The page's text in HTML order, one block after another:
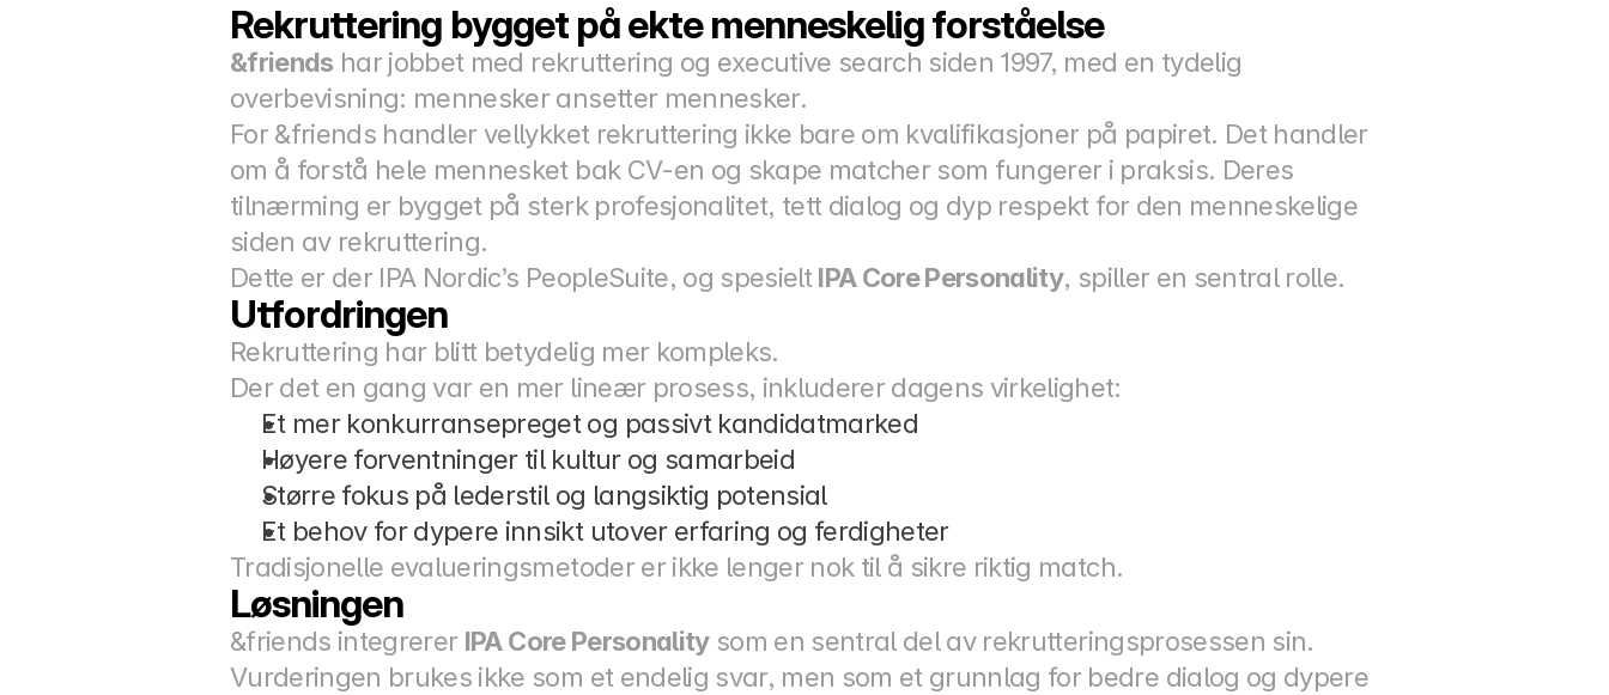
Rekruttering bygget på ekte menneskelig forståelse
&friends har jobbet med rekruttering og executive search siden 1997, med en tydelig
overbevisning: mennesker ansetter mennesker.
For &friends handler vellykket rekruttering ikke bare om kvalifikasjoner på papiret. Det handler
om å forstå hele mennesket bak CV-en og skape matcher som fungerer i praksis. Deres
tilnærming er bygget på sterk profesjonalitet, tett dialog og dyp respekt for den menneskelige
siden av rekruttering.
Dette er der IPA Nordic’s PeopleSuite, og spesielt IPA Core Personality, spiller en sentral rolle.
Utfordringen
Rekruttering har blitt betydelig mer kompleks.
Der det en gang var en mer lineær prosess, inkluderer dagens virkelighet:
Et mer konkurransepreget og passivt kandidatmarked
Høyere forventninger til kultur og samarbeid
Større fokus på lederstil og langsiktig potensial
Et behov for dypere innsikt utover erfaring og ferdigheter
Tradisjonelle evalueringsmetoder er ikke lenger nok til å sikre riktig match.
Løsningen
&friends integrerer IPA Core Personality som en sentral del av rekrutteringsprosessen sin.
Vurderingen brukes ikke som et endelig svar, men som et grunnlag for bedre dialog og dypere